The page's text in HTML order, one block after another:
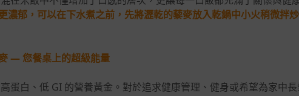
濃郁，可以在下水煮之前，先將瀝乾的藜麥放入乾鍋中小火稍微拌
您餐桌上的超級能量
蛋白、低 GI 的營養黃金。對於追求健康管理、健身或希望為家中